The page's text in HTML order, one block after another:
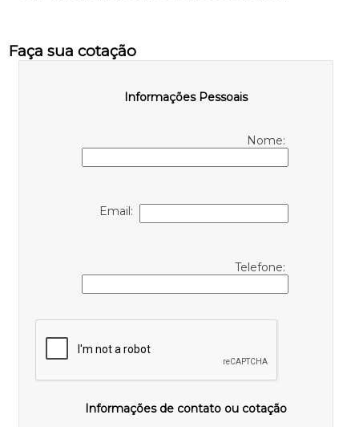
Faça sua cotação
Informações Pessoais
Nome:
Email:
Telefone:
Informações de contato ou cotação